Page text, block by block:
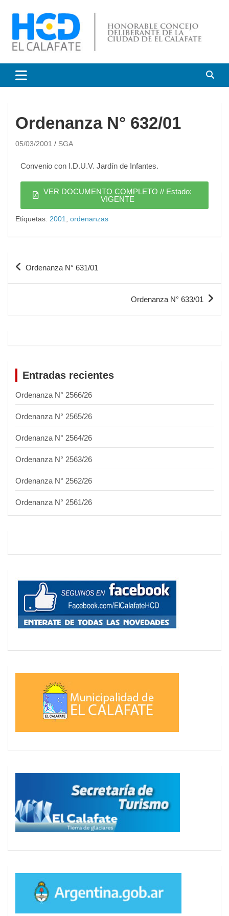
Honorable Concejo
Deliberante de El Calafate
Ordenanza N° 632/01
05/03/2001 SGA
Convenio con I.D.U.V. Jardín de Infantes.
VER DOCUMENTO COMPLETO // Estado:
VIGENTE
Etiquetas: 2001 ordenanzas
Ordenanza N° 631/01
Ordenanza N° 633/01
Entradas recientes
Ordenanza N° 2566/26
Ordenanza N° 2565/26
Ordenanza N° 2564/26
Ordenanza N° 2563/26
Ordenanza N° 2562/26
Ordenanza N° 2561/26